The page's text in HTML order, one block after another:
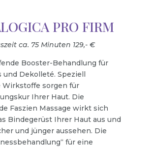
PRO FIRM
ca. 75 Minuten 129,- €
Booster-Behandlung für
und Dekolleté. Speziell
Wirkstoffe sorgen für
Ihrer Haut. Die
Faszien Massage wirkt sich
Bindegerüst Ihrer Haut aus und
und jünger aussehen. Die
für eine